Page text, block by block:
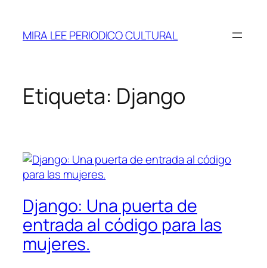
contenido
MIRA LEE PERIODICO CULTURAL
Etiqueta: Django
Django: Una puerta de
entrada al código para las
mujeres.